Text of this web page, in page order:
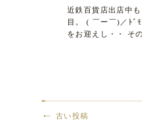
近鉄百貨店出店中
目。 ( ￣ー￣)／ﾄﾞ
をお迎えし・・ そ
古い投稿